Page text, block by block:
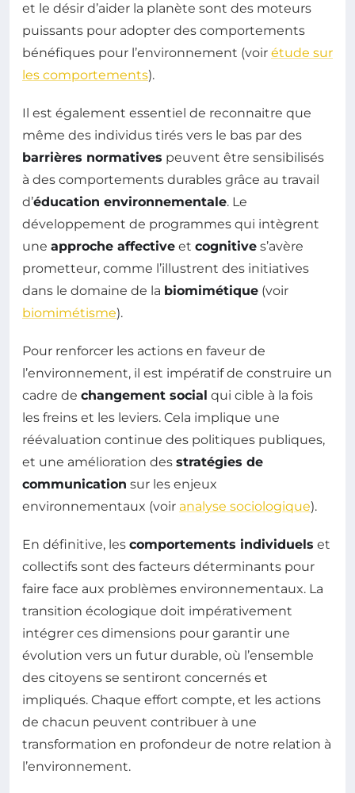
et le désir d’aider la planète sont des moteurs
puissants pour adopter des comportements
bénéfiques pour l’environnement (voir étude sur
les comportements).
Il est également essentiel de reconnaitre que
même des individus tirés vers le bas par des
barrières normatives peuvent être sensibilisés
à des comportements durables grâce au travail
d’éducation environnementale. Le
développement de programmes qui intègrent
une approche affective et cognitive s’avère
prometteur, comme l’illustrent des initiatives
dans le domaine de la biomimétique (voir
biomimétisme).
Pour renforcer les actions en faveur de
l’environnement, il est impératif de construire un
cadre de changement social qui cible à la fois
les freins et les leviers. Cela implique une
réévaluation continue des politiques publiques,
et une amélioration des stratégies de
communication sur les enjeux
environnementaux (voir analyse sociologique).
En définitive, les comportements individuels et
collectifs sont des facteurs déterminants pour
faire face aux problèmes environnementaux. La
transition écologique doit impérativement
intégrer ces dimensions pour garantir une
évolution vers un futur durable, où l’ensemble
des citoyens se sentiront concernés et
impliqués. Chaque effort compte, et les actions
de chacun peuvent contribuer à une
transformation en profondeur de notre relation à
l’environnement.